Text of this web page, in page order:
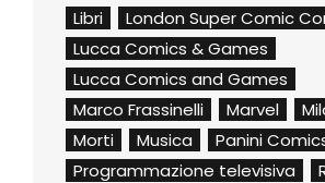
Libri
London Super Comic
Lucca Comics & Games
Lucca Comics and Games
Marco Frassinelli
Marvel
Morti
Musica Panini
Programmazione televisiva